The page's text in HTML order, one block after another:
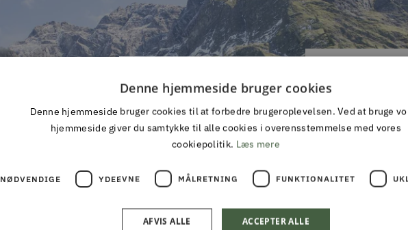
TILMELD DIG
Gå aldrig glip
Denne hjemmeside bruger cookies
Denne hjemmeside bruger cookies til at forbedre brugeroplevelsen. Ved at bruge
hjemmeside giver du samtykke til alle cookies i overensstemmelse med vores
cookiepolitik. Læs mere
NØDVENDIGE YDEEVNE MÅLRETNING FUNKTIONALITET
ACCEPTER ALLE
AFVIS ALLE